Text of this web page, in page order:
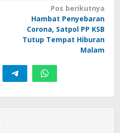
Pos berikutnya
Hambat Penyebaran
Corona, Satpol PP KSB
Tutup Tempat Hiburan
Malam